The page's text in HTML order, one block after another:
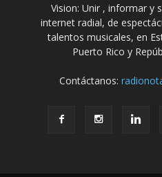
Vision: Unir , informar y
internet radial, de
talentos musicales, en
Puerto Rico y
Contáctanos: